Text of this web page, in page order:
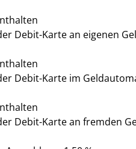
Debit-Karte an eigenen
Debit-Karte im
Debit-Karte an fremden